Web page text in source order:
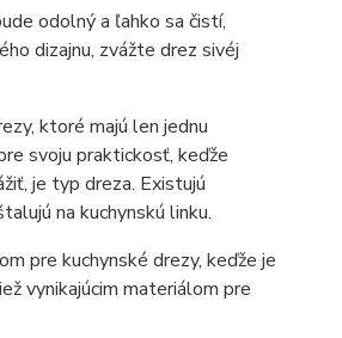
odolný a ľahko sa čistí,
dizajnu, zvážte drez sivéj
ktoré majú len jednu
svoju praktickosť, keďže
je typ dreza. Existujú
na kuchynskú linku.
pre kuchynské drezy, keďže je
vynikajúcim materiálom pre